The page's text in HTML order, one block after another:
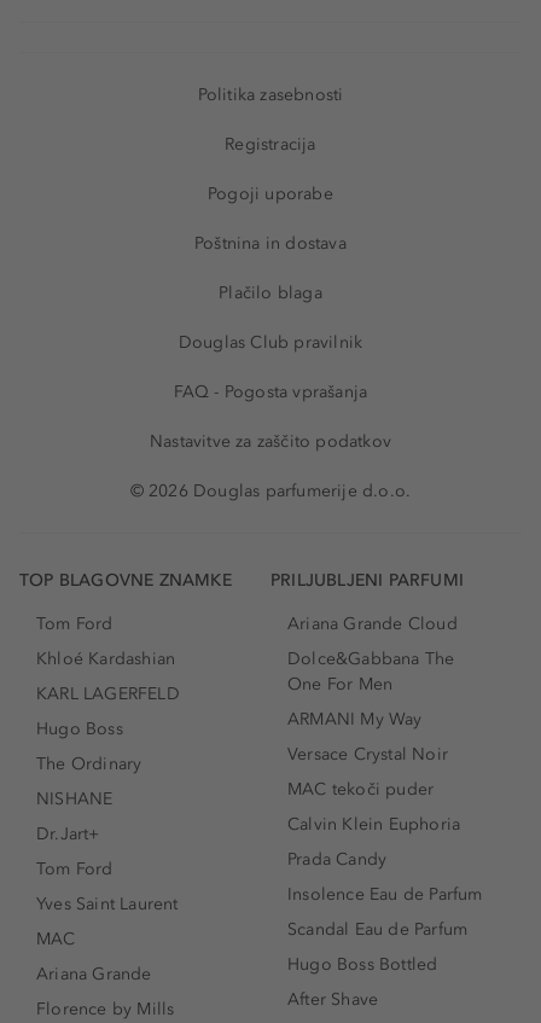
Politika zasebnosti
Registracija
Pogoji uporabe
Poštnina in dostava
Plačilo blaga
Douglas Club pravilnik
FAQ - Pogosta vprašanja
Nastavitve za zaščito podatkov
© 2026 Douglas parfumerije d.o.o.
TOP BLAGOVNE ZNAMKE
Tom Ford
Khloé Kardashian
KARL LAGERFELD
Hugo Boss
The Ordinary
NISHANE
Dr.Jart+
Tom Ford
Yves Saint Laurent
MAC
Ariana Grande
Florence by Mills
PRILJUBLJENI PARFUMI
Ariana Grande Cloud
Dolce&Gabbana The
One For Men
ARMANI My Way
Versace Crystal Noir
MAC tekoči puder
Calvin Klein Euphoria
Prada Candy
Insolence Eau de Parfum
Scandal Eau de Parfum
Hugo Boss Bottled
After Shave